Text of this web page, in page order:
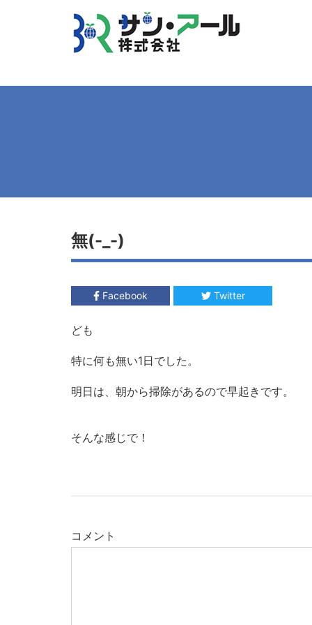
無(-_-)
Facebook Twitter
ども
特に何も無い1日でした。
明日は、朝から掃除があるので早起きです。
そんな感じで！
コメント